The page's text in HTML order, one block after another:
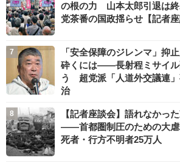
の根の力 山本太郎引退は
党茶番の国政揺らせ【記者座
「安全保障のジレンマ」抑
砕くには――長射程ミサイル
う 超党派「人道外交議連
治
【記者座談会】語れなかっ
――首都圏制圧のための大
死者・行方不明者25万人